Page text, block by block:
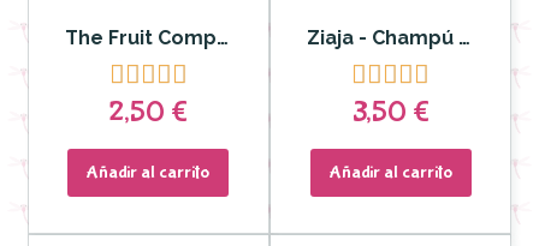
The Fruit Company - Crema de manos PISTACHIO MACARON

2,50 €
Añadir al carrito
Ziaja - Champú Leche de Cabra

3,50 €
Añadir al carrito